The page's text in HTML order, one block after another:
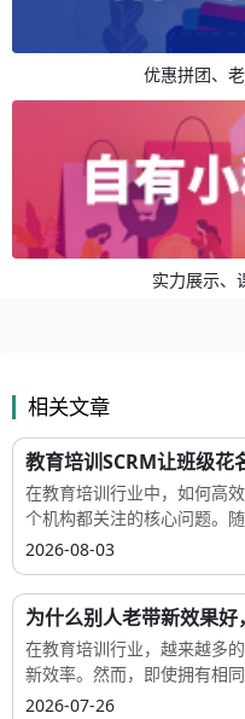
优惠拼团、
实力展示、
相关文章
教育培训SCRM让班级花
在教育培训行业中，如何高
个机构都关注的核心问题。
2026-08-03
为什么别人老带新效果
在教育培训行业，越来越多
新效率。然而，即使拥有相
2026-07-26